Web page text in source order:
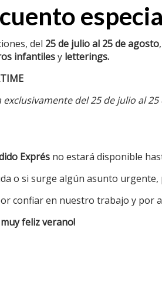
de hierro
de casas y
para
del 25 de julio al 25 de agosto
infantilesyletterings.
del 25 de julio al
Exprésno estará disponible
o si surge algún asunto
confiar en nuestro trabajo y por
feliz verano!